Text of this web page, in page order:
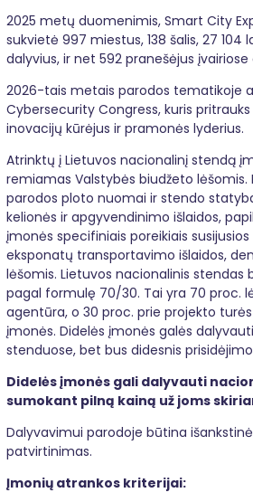
2025 metų duomenimis, Smart City
sukvietė 997 miestus, 138 šalis, 27 104
dalyvius, ir net 592 pranešėjus
2026-tais metais parodos tematikoje
Cybersecurity Congress, kuris
inovacijų kūrėjus ir pramonės lyderius.
Atrinktų į Lietuvos nacionalinį stendą
remiamas Valstybės biudžeto lėšomis.
parodos ploto nuomai ir stendo
kelionės ir apgyvendinimo išlaidos,
įmonės specifiniais poreikiais
eksponatų transportavimo išlaidos,
lėšomis. Lietuvos nacionalinis stendas
pagal formulę 70/30. Tai yra 70 proc.
agentūra, o 30 proc. prie projekto
įmonės. Didelės įmonės galės
stenduose, bet bus didesnis
Didelės įmonės gali dalyvauti
sumokant pilną kainą už joms
Dalyvavimui parodoje būtina
patvirtinimas.
Įmonių atrankos kriterijai: